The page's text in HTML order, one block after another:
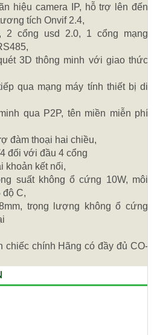
hiệu camera IP, hỗ trợ lên đến
tích Onvif 2.4,
cổng usd 2.0, 1 cổng mạng
3D thông minh với giao thức
qua mạng máy tính thiết bị di
qua P2P, tên miền miễn phí
đàm thoại hai chiều,
đối với đầu 4 cổng
khoản kết nối,
suất không ổ cứng 10W, môi
độ C,
trọng lượng không ổ cứng
chiếc chính Hãng có đầy đủ CO-